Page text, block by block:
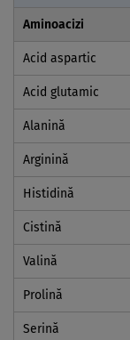
Aminoacizi
Acid aspartic
Acid glutamic
Alanină
Arginină
Histidină
Cistină
Valină
Prolină
Serină